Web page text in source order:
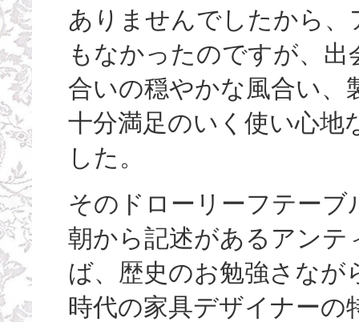
ありませんでしたから
もなかったのですが、
合いの穏やかな風合い、
十分満足のいく使い心地
した。
そのドローリーフテー
朝から記述があるアンテ
ば、歴史のお勉強さなが
時代の家具デザイナーの